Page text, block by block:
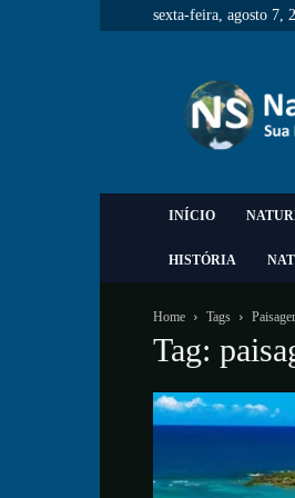
sexta-feira, agosto 7,
&
Space
INÍCIO
HISTÓRIA
Home Tags
Tag: